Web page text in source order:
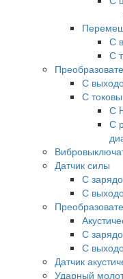
С
С
С
С
С
С
Датчик силы
С
С
С
С
Датчик
Ударный